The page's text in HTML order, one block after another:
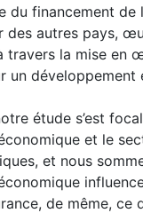
du financement de
des autres pays,
travers la mise en
un développement
étude s’est
et le
et nous
de même,